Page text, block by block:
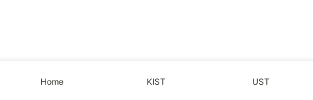
Home KIST UST